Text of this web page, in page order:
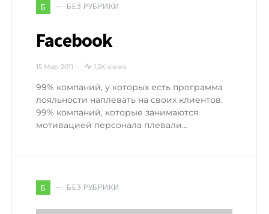
Б БЕЗ РУБРИКИ
Facebook
15 Мар 2011 1,2K views
99% компаний, у которых есть программа
лояльности наплевать на своих клиентов.
99% компаний, которые занимаются
мотивацией персонала плевали…
Б БЕЗ РУБРИКИ